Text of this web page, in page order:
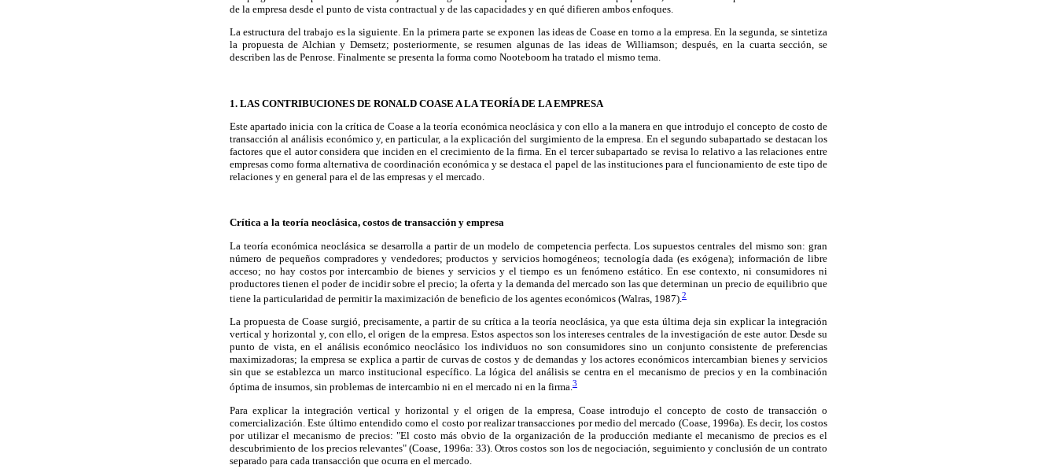
de la empresa desde el punto de vista contractual y de las capacidades y en qué difieren ambos enfoques.
La estructura del trabajo es la siguiente. En la primera parte se exponen las ideas de Coase en torno a la empresa. En la segunda, se sintetiza
la propuesta de Alchian y Demsetz; posteriormente, se resumen algunas de las ideas de Williamson; después, en la cuarta sección, se
describen las de Penrose. Finalmente se presenta la forma como Nooteboom ha tratado el mismo tema.
1. LAS CONTRIBUCIONES DE RONALD COASE A LA TEORÍA DE LA EMPRESA
Este apartado inicia con la crítica de Coase a la teoría económica neoclásica y con ello a la manera en que introdujo el concepto de costo de
transacción al análisis económico y, en particular, a la explicación del surgimiento de la empresa. En el segundo subapartado se destacan los
factores que el autor considera que inciden en el crecimiento de la firma. En el tercer subapartado se revisa lo relativo a las relaciones entre
empresas como forma alternativa de coordinación económica y se destaca el papel de las instituciones para el funcionamiento de este tipo de
relaciones y en general para el de las empresas y el mercado.
Crítica a la teoría neoclásica, costos de transacción y empresa
La teoría económica neoclásica se desarrolla a partir de un modelo de competencia perfecta. Los supuestos centrales del mismo son: gran
número de pequeños compradores y vendedores; productos y servicios homogéneos; tecnología dada (es exógena); información de libre
acceso; no hay costos por intercambio de bienes y servicios y el tiempo es un fenómeno estático. En ese contexto, ni consumidores ni
productores tienen el poder de incidir sobre el precio; la oferta y la demanda del mercado son las que determinan un precio de equilibrio que
tiene la particularidad de permitir la maximización de beneficio de los agentes económicos (Walras, 1987). 2
La propuesta de Coase surgió, precisamente, a partir de su crítica a la teoría neoclásica, ya que esta última deja sin explicar la integración
vertical y horizontal y, con ello, el origen de la empresa. Estos aspectos son los intereses centrales de la investigación de este autor. Desde su
punto de vista, en el análisis económico neoclásico los individuos no son consumidores sino un conjunto consistente de preferencias
maximizadoras; la empresa se explica a partir de curvas de costos y de demandas y los actores económicos intercambian bienes y servicios
sin que se establezca un marco institucional específico. La lógica del análisis se centra en el mecanismo de precios y en la combinación
óptima de insumos, sin problemas de intercambio ni en el mercado ni en la firma.3
Para explicar la integración vertical y horizontal y el origen de la empresa, Coase introdujo el concepto de costo de transacción o
comercialización. Este último entendido como el costo por realizar transacciones por medio del mercado (Coase, 1996a). Es decir, los costos
por utilizar el mecanismo de precios: "El costo más obvio de la organización de la producción mediante el mecanismo de precios es el
descubrimiento de los precios relevantes" (Coase, 1996a: 33). Otros costos son los de negociación, seguimiento y conclusión de un contrato
separado para cada transacción que ocurra en el mercado.